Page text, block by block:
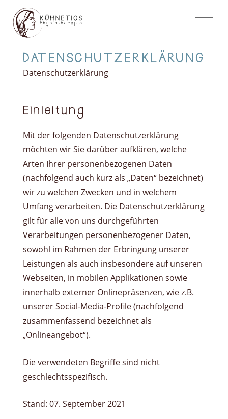
DATENSCHUTZERKLÄRUNG
Datenschutzerklärung
Einleitung
Mit der folgenden Datenschutzerklärung
möchten wir Sie darüber aufklären, welche
Arten Ihrer personenbezogenen Daten
(nachfolgend auch kurz als „Daten“ bezeichnet)
wir zu welchen Zwecken und in welchem
Umfang verarbeiten. Die Datenschutzerklärung
gilt für alle von uns durchgeführten
Verarbeitungen personenbezogener Daten,
sowohl im Rahmen der Erbringung unserer
Leistungen als auch insbesondere auf unseren
Webseiten, in mobilen Applikationen sowie
innerhalb externer Onlinepräsenzen, wie z.B.
unserer Social-Media-Profile (nachfolgend
zusammenfassend bezeichnet als
„Onlineangebot“).
Die verwendeten Begriffe sind nicht
geschlechtsspezifisch.
Stand: 07. September 2021